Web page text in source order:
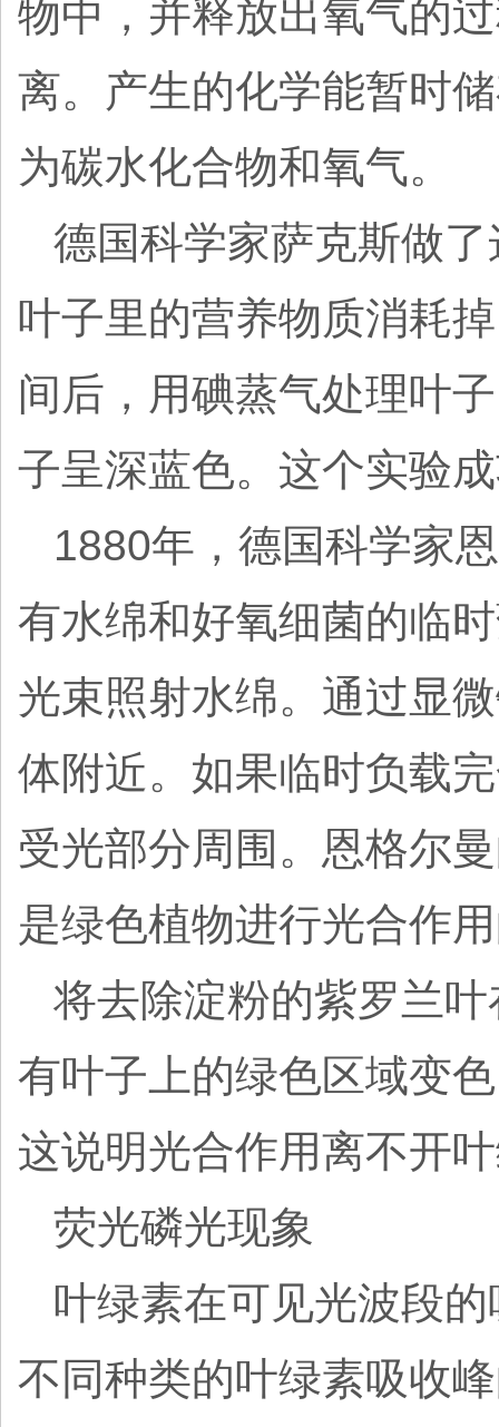
物中，并释放出氧气的
离。产生的化学能暂时
为碳水化合物和氧气。
德国科学家萨克斯做
叶子里的营养物质消耗
间后，用碘蒸气处理叶
子呈深蓝色。这个实验
1880年，德国科学家
有水绵和好氧细菌的临
光束照射水绵。通过显
体附近。如果临时负载
受光部分周围。恩格尔
是绿色植物进行光合作
将去除淀粉的紫罗兰
有叶子上的绿色区域变
这说明光合作用离不开
荧光磷光现象
叶绿素在可见光波段
不同种类的叶绿素吸收